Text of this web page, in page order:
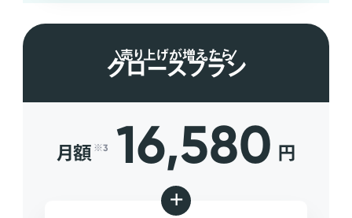
売り上げが増えたら
グロースプラン
月額 ※3 16,580 円
+